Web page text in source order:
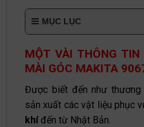
MỤC LỤC
MỘT VÀI THÔNG
MÀI GÓC MAKITA
Được biết đến như thương
sản xuất các vật liệu phục
khíđến từ Nhật Bản.